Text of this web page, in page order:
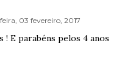
03 fevereiro, 2017
! E parabéns pelos 4 anos